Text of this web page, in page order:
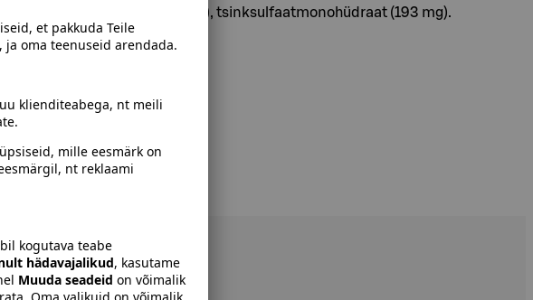
4 mg), kaaliumjodiid (2, 2 mg), tsinksulfaatmonohüdraat (193 mg).